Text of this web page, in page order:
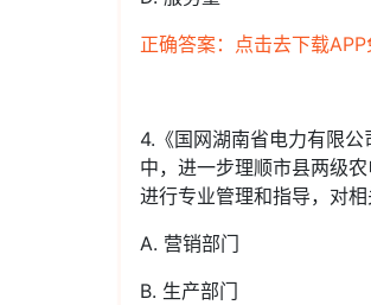
正确答案：点击去下载
4.《国网湖南省电力有限
中，进一步理顺市县两级
进行专业管理和指导，对
A. 营销部门
B. 生产部门